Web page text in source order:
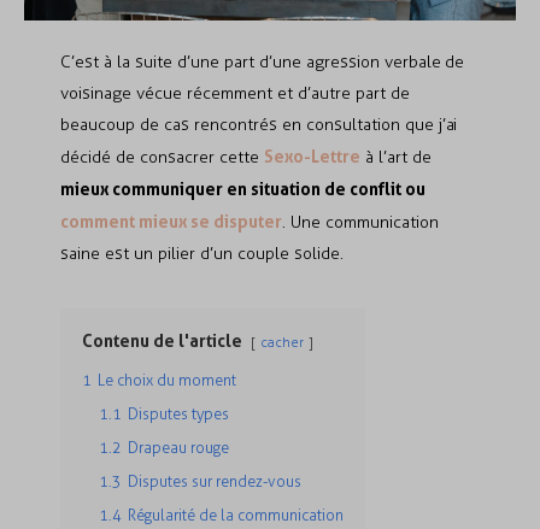
C’est à la suite d’une part d’une agression verbale de
voisinage vécue récemment et d’autre part de
beaucoup de cas rencontrés en consultation que j’ai
décidé de consacrer cette Sexo-Lettre à l’art de
mieux communiquer en situation de conflit ou
comment mieux se disputer. Une communication
saine est un pilier d’un couple solide.
Contenu de l'article cacher
1 Le choix du moment
1.1 Disputes types
1.2 Drapeau rouge
1.3 Disputes sur rendez-vous
1.4 Régularité de la communication